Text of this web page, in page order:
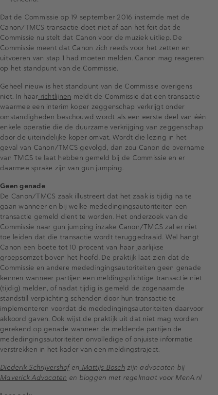
Dat de Commissie op 19 september 2016 instemde met de
Canon/TMCS transactie doet niet af aan het feit dat de
Commissie nu stelt dat Canon voor de muziek uitliep. De
Commissie meent dat Canon zich reeds voor het zetten en
uitvoeren van stap 1 had moeten melden. Canon mag reageren
op het standpunt van de Commissie.
Geheel nieuw is het standpunt van de Commissie overigens
niet. In haar richtlijnen meldt de Commissie dat een transactie
waarmee een interim koper zeggenschap verkrijgt onder
omstandigheden beschouwd wordt als een eerste deel van één
enkele operatie die de duurzame verkrijging van zeggenschap
door de uiteindelijke koper omvat. Wordt die lezing in het
geval van Canon/TMCS gevolgd, dan zou Canon de overname
van TMCS te laat hebben gemeld bij de Commissie en er
daarmee sprake zijn van gun jumping.
Geen genade
De Canon/TMCS zaak illustreert dat het zaak is tijdig na te
gaan wanneer en bij welke mededingingsautoriteiten een
transactie gemeld dient te worden. Het onderzoek van de
Commissie naar gun jumping inzake Canon/TMCS zal er niet
toe leiden dat die transactie wordt teruggedraaid. Wel hangt
Canon een boete tot 10 procent van haar jaarlijkse
groepsomzet boven het hoofd. De praktijk laat zien dat de
Commissie en andere mededingingsautoriteiten geen genade
kennen wanneer partijen een meldingsplichtige transactie niet
(tijdig) melden, of nadat tijdig is gemeld de zogenaamde
standstill verplichting schenden door hun transactie te
implementeren voordat de mededingingsautoriteiten daarvoor
akkoord gaven. Ook wijst de praktijk uit dat niet mag worden
gerekend op genade wanneer de meldende partijen de
mededingingsautoriteiten onvolledige of onjuiste informatie
verstrekken in het kader van een meldingstraject.
Diederik Schrijvershofen Mattijs Bosch zijn advocaten bij
Maverick Advocaten en bloggen met regelmaat voor MenA.nl